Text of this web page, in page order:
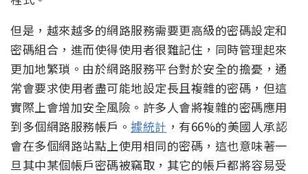
但是，越來越多的網路服務需要更高級的密碼設定和
密碼組合，進而使得使用者很難記住，同時管理起來
更加地繁瑣。由於網路服務平台對於安全的擔憂，通
常會要求使用者盡可能地設定長且複雜的密碼，但這
實際上會增加安全風險。許多人會將複雜的密碼應用
到多個網路服務帳戶。 據統計 ，有66%的美國人承認
會在多個網路站點上使用相同的密碼，這也意味著一
旦其中某個帳戶密碼被竊取，其它的帳戶都將容易受